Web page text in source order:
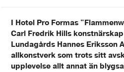
I Hotel Pro Formas
Carl Fredrik Hills
Lundagårds Hannes Eriksson
allkonstverk som trots sitt
upplevelse allt annat än